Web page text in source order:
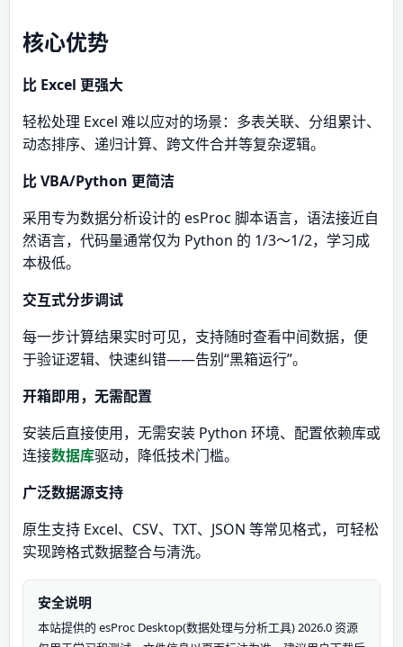
核心优势
比 Excel 更强大
轻松处理 Excel 难以应对的场景：多表关联、分组累计、
动态排序、递归计算、跨文件合并等复杂逻辑。
比 VBA/Python 更简洁
采用专为数据分析设计的 esProc 脚本语言，语法接近自
然语言，代码量通常仅为 Python 的 1/3～1/2，学习成
本极低。
交互式分步调试
每一步计算结果实时可见，支持随时查看中间数据，便
于验证逻辑、快速纠错——告别“黑箱运行”。
开箱即用，无需配置
安装后直接使用，无需安装 Python 环境、配置依赖库或
连接数据库驱动，降低技术门槛。
广泛数据源支持
原生支持 Excel、CSV、TXT、JSON 等常见格式，可轻松
实现跨格式数据整合与清洗。
安全说明
本站提供的 esProc Desktop(数据处理与分析工具) 2026.0 资源